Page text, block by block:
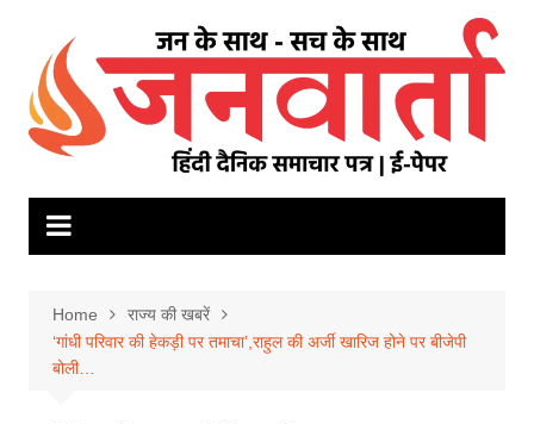
content
Home
राज्य की खबरें
‘गांधी परिवार की हेकड़ी पर तमाचा’,राहुल की अर्जी खारिज होने पर बीजेपी
बोली…